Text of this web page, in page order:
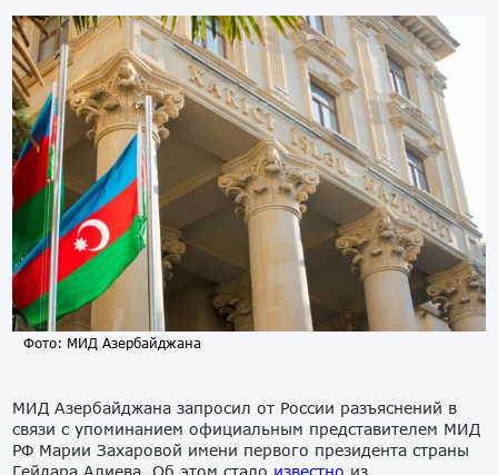
Фото: МИД Азербайджана
МИД Азербайджана запросил от России разъяснений в
связи с упоминанием официальным представителем МИД
РФ Марии Захаровой имени первого президента страны
Гейдара Алиева. Об этом стало известно из